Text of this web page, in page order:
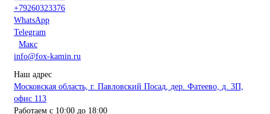
+79260323376
WhatsApp
Telegram
Макс
info@fox-kamin.ru
Наш адрес
Московская область, г. Павловский Посад, дер. Фатеево, д. 3П,
офис 113
Работаем с 10:00 до 18:00